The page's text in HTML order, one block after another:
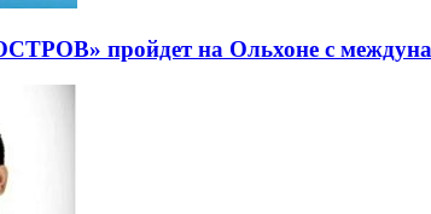
пройдет на Ольхоне с